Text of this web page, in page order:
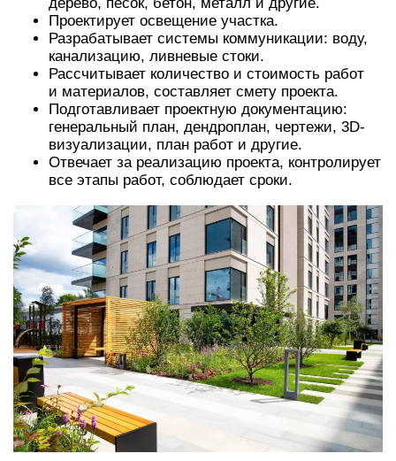
Проектирует освещение участка.
Разрабатывает системы коммуникации: воду,
канализацию, ливневые стоки.
Рассчитывает количество и стоимость работ
и материалов, составляет смету проекта.
Подготавливает проектную документацию:
генеральный план, дендроплан, чертежи, 3D-
визуализации, план работ и другие.
Отвечает за реализацию проекта, контролирует
все этапы работ, соблюдает сроки.